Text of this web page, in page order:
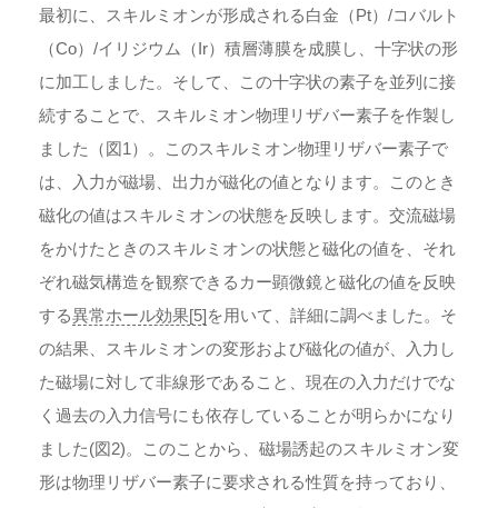
最初に、スキルミオンが形成される白金（Pt）/コバルト
（Co）/イリジウム（Ir）積層薄膜を成膜し、十字状の形
に加工しました。そして、この十字状の素子を並列に接
続することで、スキルミオン物理リザバー素子を作製し
ました（図1）。このスキルミオン物理リザバー素子で
は、入力が磁場、出力が磁化の値となります。このとき
磁化の値はスキルミオンの状態を反映します。交流磁場
をかけたときのスキルミオンの状態と磁化の値を、それ
ぞれ磁気構造を観察できるカー顕微鏡と磁化の値を反映
する異常ホール効果[5]を用いて、詳細に調べました。そ
の結果、スキルミオンの変形および磁化の値が、入力し
た磁場に対して非線形であること、現在の入力だけでな
く過去の入力信号にも依存していることが明らかになり
ました(図2)。このことから、磁場誘起のスキルミオン変
形は物理リザバー素子に要求される性質を持っており、